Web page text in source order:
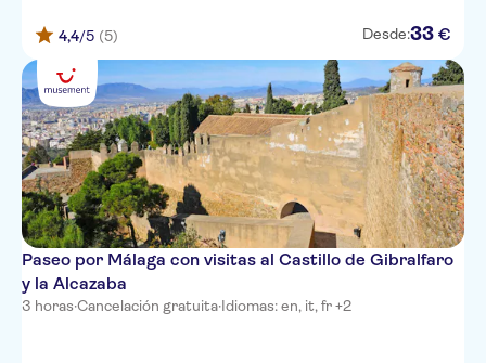
4,4/5 (5) Desde:33 €
Paseo por Málaga con visitas al Castillo de Gibralfaro
y la Alcazaba
3 horas·Cancelación gratuita·Idiomas: en, it, fr +2